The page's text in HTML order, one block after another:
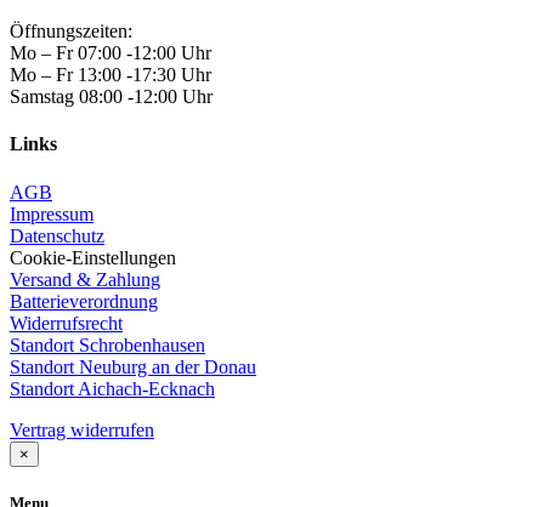
Öffnungszeiten:
Mo – Fr 07:00 -12:00 Uhr
Mo – Fr 13:00 -17:30 Uhr
Samstag 08:00 -12:00 Uhr
Links
AGB
Impressum
Datenschutz
Cookie-Einstellungen
Versand & Zahlung
Batterieverordnung
Widerrufsrecht
Standort Schrobenhausen
Standort Neuburg an der Donau
Standort Aichach-Ecknach
Vertrag widerrufen
×
Menu